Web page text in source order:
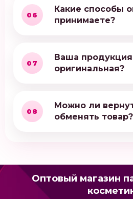
06
Какие способы
принимаете?
07
Ваша продукция
оригинальная?
08
Можно ли
обменять товар?
Оптовый магазин